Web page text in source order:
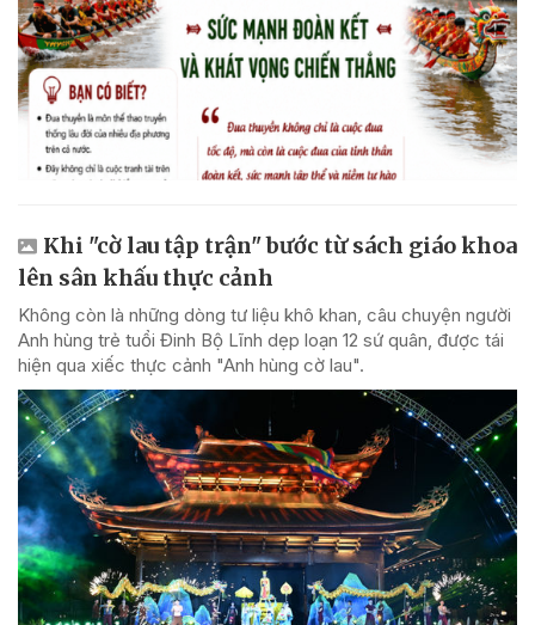
Khi "cờ lau tập trận" bước từ sách giáo khoa
lên sân khấu thực cảnh
Không còn là những dòng tư liệu khô khan, câu chuyện người
Anh hùng trẻ tuổi Đinh Bộ Lĩnh dẹp loạn 12 sứ quân, được tái
hiện qua xiếc thực cảnh "Anh hùng cờ lau".